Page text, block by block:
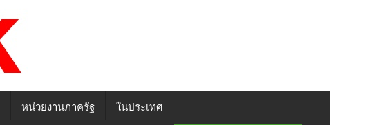
หน่วยงานภาครัฐ ในประเทศ